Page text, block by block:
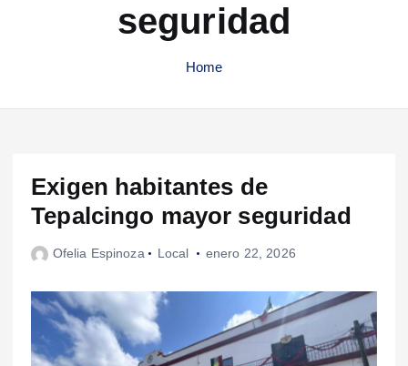
seguridad
Home
Exigen habitantes de
Tepalcingo mayor seguridad
Ofelia Espinoza Local enero 22, 2026